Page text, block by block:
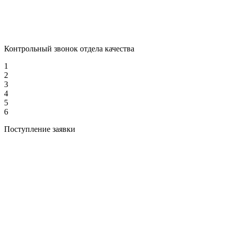
Контрольный звонок отдела качества
1
2
3
4
5
6
Поступление заявки